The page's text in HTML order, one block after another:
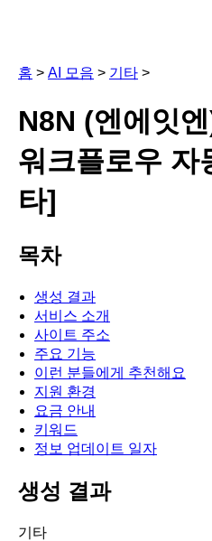
홈 > AI 모음 > 기타 >
N8N (엔에잇
워크플로우 자
타]
목차
생성 결과
서비스 소개
사이트 주소
주요 기능
이런 분들에게 추천해요
지원 환경
요금 안내
키워드
정보 업데이트 일자
생성 결과
기타